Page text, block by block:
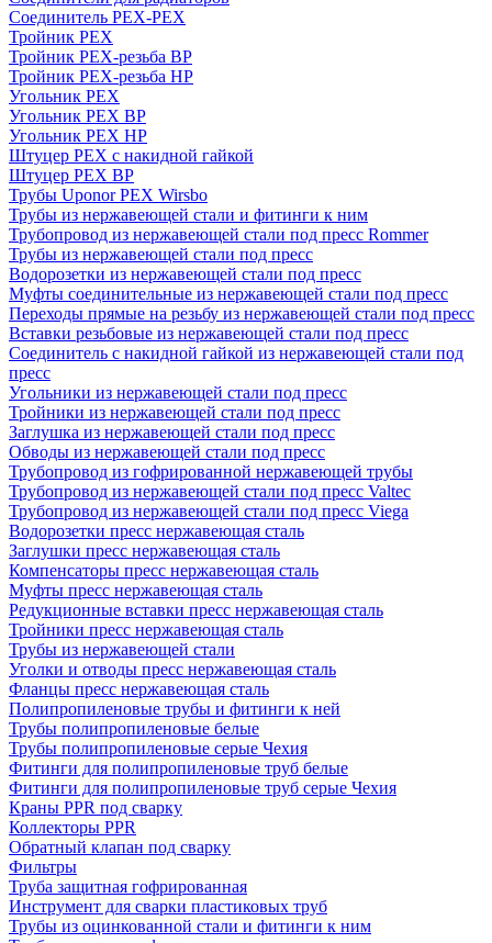
Соединитель PEX-PEX
Тройник PEX
Тройник PEX-резьба ВР
Тройник PEX-резьба НР
Угольник PEX
Угольник PEX ВР
Угольник PEX НР
Штуцер PEX c накидной гайкой
Штуцер PEX ВР
Трубы Uponor PEX Wirsbo
Трубы из нержавеющей стали и фитинги к ним
Трубопровод из нержавеющей стали под пресс Rommer
Трубы из нержавеющей стали под пресс
Водорозетки из нержавеющей стали под пресс
Муфты соединительные из нержавеющей стали под пресс
Переходы прямые на резьбу из нержавеющей стали под пресс
Вставки резьбовые из нержавеющей стали под пресс
Соединитель с накидной гайкой из нержавеющей стали под
пресс
Угольники из нержавеющей стали под пресс
Тройники из нержавеющей стали под пресс
Заглушка из нержавеющей стали под пресс
Обводы из нержавеющей стали под пресс
Трубопровод из гофрированной нержавеющей трубы
Трубопровод из нержавеющей стали под пресс Valtec
Трубопровод из нержавеющей стали под пресс Viega
Водорозетки пресс нержавеющая сталь
Заглушки пресс нержавеющая сталь
Компенсаторы пресс нержавеющая сталь
Муфты пресс нержавеющая сталь
Редукционные вставки пресс нержавеющая сталь
Тройники пресс нержавеющая сталь
Трубы из нержавеющей стали
Уголки и отводы пресс нержавеющая сталь
Фланцы пресс нержавеющая сталь
Полипропиленовые трубы и фитинги к ней
Трубы полипропиленовые белые
Трубы полипропиленовые серые Чехия
Фитинги для полипропиленовые труб белые
Фитинги для полипропиленовые труб серые Чехия
Краны PPR под сварку
Коллекторы PPR
Обратный клапан под сварку
Фильтры
Труба защитная гофрированная
Инструмент для сварки пластиковых труб
Трубы из оцинкованной стали и фитинги к ним